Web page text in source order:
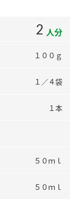
2 人分
１００ｇ
１／４袋
１本
５０ｍｌ
５０ｍｌ